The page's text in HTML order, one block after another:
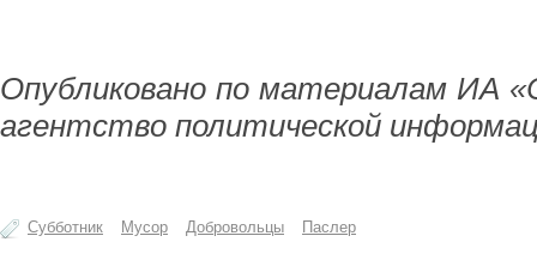
Опубликовано по материалам ИА
агентство политической
Субботник Мусор Добровольцы Паслер